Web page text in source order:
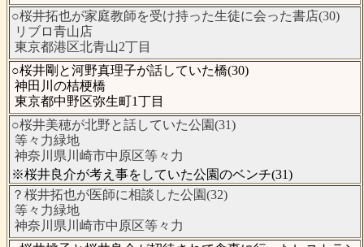
○桜井拓也が家庭教師を受け持った生徒に会った書店(30)
リブロ青山店
東京都港区北青山2丁目
○桜井剛と河野真理子が話していた橋(30)
神田川の桔梗橋
東京都中野区弥生町1丁目
○桜井美穂が北野と話していた公園(31)
等々力緑地
神奈川県川崎市中原区等々力
※桜井良介が考え事をしていた公園のベンチ(31)
？桜井拓也が医師に相談した公園(32)
等々力緑地
神奈川県川崎市中原区等々力